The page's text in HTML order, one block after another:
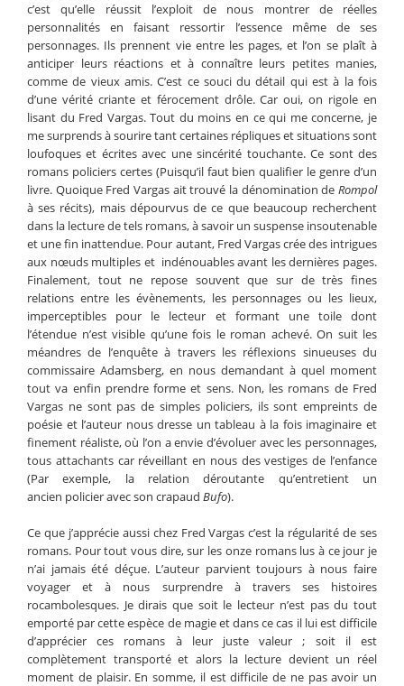
c’est qu’elle réussit l’exploit de nous montrer de réelles
personnalités en faisant ressortir l’essence même de ses
personnages. Ils prennent vie entre les pages, et l’on se plaît à
anticiper leurs réactions et à connaître leurs petites manies,
comme de vieux amis. C’est ce souci du détail qui est à la fois
d’une vérité criante et férocement drôle. Car oui, on rigole en
lisant du Fred Vargas. Tout du moins en ce qui me concerne, je
me surprends à sourire tant certaines répliques et situations sont
loufoques et écrites avec une sincérité touchante. Ce sont des
romans policiers certes (Puisqu’il faut bien qualifier le genre d’un
livre. Quoique Fred Vargas ait trouvé la dénomination de Rompol
à ses récits), mais dépourvus de ce que beaucoup recherchent
dans la lecture de tels romans, à savoir un suspense insoutenable
et une fin inattendue. Pour autant, Fred Vargas crée des intrigues
aux nœuds multiples et indénouables avant les dernières pages.
Finalement, tout ne repose souvent que sur de très fines
relations entre les évènements, les personnages ou les lieux,
imperceptibles pour le lecteur et formant une toile dont
l’étendue n’est visible qu’une fois le roman achevé. On suit les
méandres de l’enquête à travers les réflexions sinueuses du
commissaire Adamsberg, en nous demandant à quel moment
tout va enfin prendre forme et sens. Non, les romans de Fred
Vargas ne sont pas de simples policiers, ils sont empreints de
poésie et l’auteur nous dresse un tableau à la fois imaginaire et
finement réaliste, où l’on a envie d’évoluer avec les personnages,
tous attachants car réveillant en nous des vestiges de l’enfance
(Par exemple, la relation déroutante qu’entretient un
ancien policier avec son crapaud Bufo).
Ce que j’apprécie aussi chez Fred Vargas c’est la régularité de ses
romans. Pour tout vous dire, sur les onze romans lus à ce jour je
n’ai jamais été déçue. L’auteur parvient toujours à nous faire
voyager et à nous surprendre à travers ses histoires
rocambolesques. Je dirais que soit le lecteur n’est pas du tout
emporté par cette espèce de magie et dans ce cas il lui est difficile
d’apprécier ces romans à leur juste valeur ; soit il est
complètement transporté et alors la lecture devient un réel
moment de plaisir. En somme, il est difficile de ne pas avoir un